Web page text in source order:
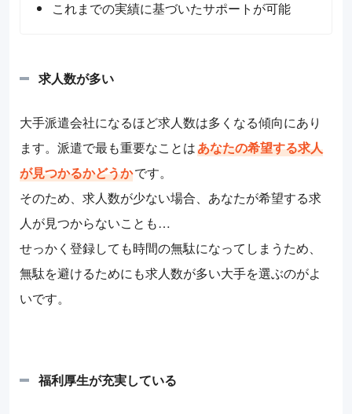
これまでの実績に基づいたサポートが可能
求人数が多い
大手派遣会社になるほど求人数は多くなる傾向にあり
ます。派遣で最も重要なことはあなたの希望する求人
が見つかるかどうかです。
そのため、求人数が少ない場合、あなたが希望する求
人が見つからないことも…
せっかく登録しても時間の無駄になってしまうため、
無駄を避けるためにも求人数が多い大手を選ぶのがよ
いです。
福利厚生が充実している